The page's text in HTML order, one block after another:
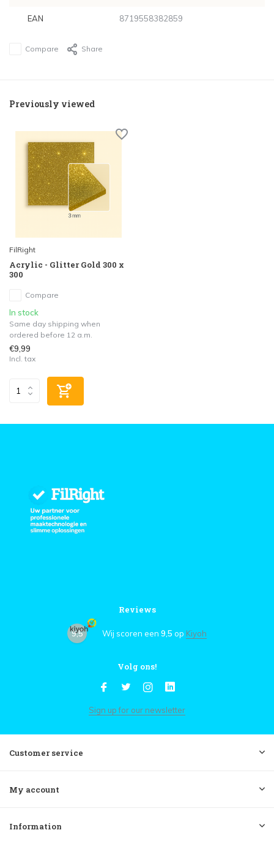
EAN 8719558382859
Compare Share
Previously viewed
FilRight
Acrylic - Glitter Gold 300 x
300
Compare
In stock
Same day shipping when
ordered before 12 a.m.
€9,99
Incl. tax
Reviews
9,5 Wij scoren een 9,5 op Kiyoh
Volg ons!
Sign up for our newsletter
Customer service
My account
Information